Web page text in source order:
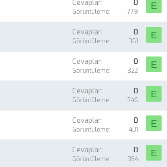
Cevaplar 0
Görüntüleme 779
E
Cevaplar 0
Görüntüleme 361
E
Cevaplar 0
Görüntüleme 322
E
Cevaplar 0
Görüntüleme 346
E
Cevaplar 0
Görüntüleme 401
E
Cevaplar 0
Görüntüleme 354
E